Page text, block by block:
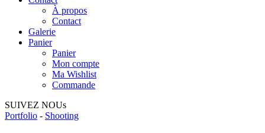
À propos
Contact
Galerie
Panier
Panier
Mon compte
Ma Wishlist
Commande
SUIVEZ NOUs
Portfolio - Shooting